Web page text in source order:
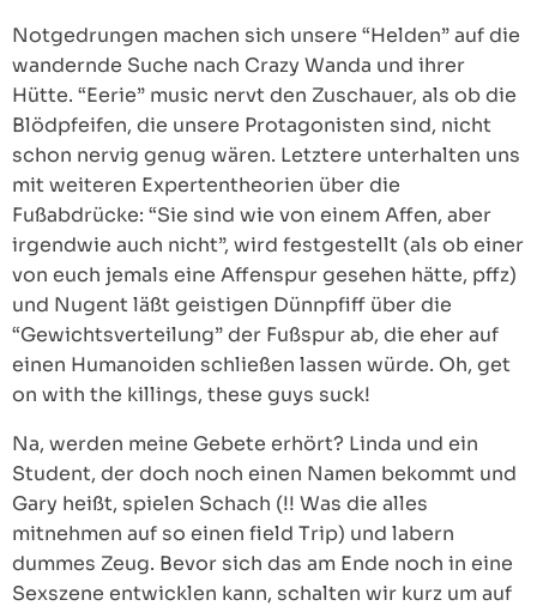
Notgedrungen machen sich unsere “Helden” auf die
wandernde Suche nach Crazy Wanda und ihrer
Hütte. “Eerie” music nervt den Zuschauer, als ob die
Blödpfeifen, die unsere Protagonisten sind, nicht
schon nervig genug wären. Letztere unterhalten uns
mit weiteren Expertentheorien über die
Fußabdrücke: “Sie sind wie von einem Affen, aber
irgendwie auch nicht”, wird festgestellt (als ob einer
von euch jemals eine Affenspur gesehen hätte, pffz)
und Nugent läßt geistigen Dünnpfiff über die
“Gewichtsverteilung” der Fußspur ab, die eher auf
einen Humanoiden schließen lassen würde. Oh, get
on with the killings, these guys suck!
Na, werden meine Gebete erhört? Linda und ein
Student, der doch noch einen Namen bekommt und
Gary heißt, spielen Schach (!! Was die alles
mitnehmen auf so einen field Trip) und labern
dummes Zeug. Bevor sich das am Ende noch in eine
Sexszene entwicklen kann, schalten wir kurz um auf